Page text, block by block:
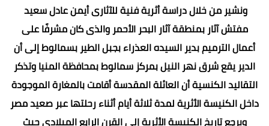
ونشير من خلال دراسة أثرية فنية للآثارى أيمن عادل سعيد
مفتش آثار بمنطقة آثار البحر الأحمر والذى كان مشرفًا على
أعمال الترميم بدير السيده العذراء بجبل الطير بسمالوط إلى أن
الدير يقع شرق نهر النيل بمركز سمالوط بمحافظة المنيا وتذكر
التقاليد الكنسية أن العائلة المقدسة أقامت بالمغارة الموجودة
داخل الكنيسة الأثرية لمدة ثلاثة أيام أثناء رحلتها عبر صعيد مصر
ويرجع تاريخ الكنيسة الأثرية إلى القرن الرابع الميلادي حيث